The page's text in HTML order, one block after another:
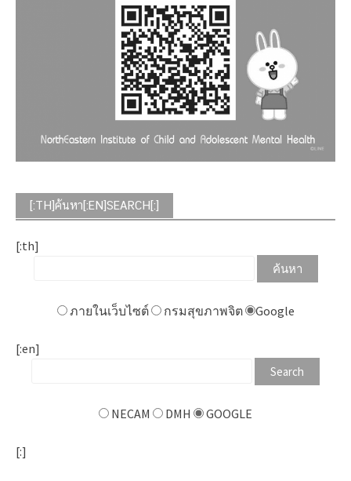
[:TH]ค้นหา[:EN]SEARCH[:]
[:th]
ภายในเว็บไซต์ กรมสุขภาพจิต Google
[:en]
NECAM DMH GOOGLE
[:]